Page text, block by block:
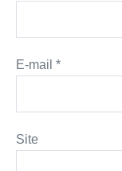
E-mail *
Site